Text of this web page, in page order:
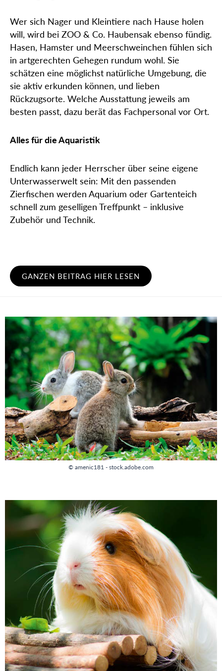
Wer sich Nager und Kleintiere nach Hause holen
will, wird bei ZOO & Co. Haubensak ebenso fündig.
Hasen, Hamster und Meerschweinchen fühlen sich
in artgerechten Gehegen rundum wohl. Sie
schätzen eine möglichst natürliche Umgebung, die
sie aktiv erkunden können, und lieben
Rückzugsorte. Welche Ausstattung jeweils am
besten passt, dazu berät das Fachpersonal vor Ort.
Alles für die Aquaristik
Endlich kann jeder Herrscher über seine eigene
Unterwasserwelt sein: Mit den passenden
Zierfischen werden Aquarium oder Gartenteich
schnell zum geselligen Treffpunkt – inklusive
Zubehör und Technik.
GANZEN BEITRAG HIER LESEN
© amenic181 - stock.adobe.com